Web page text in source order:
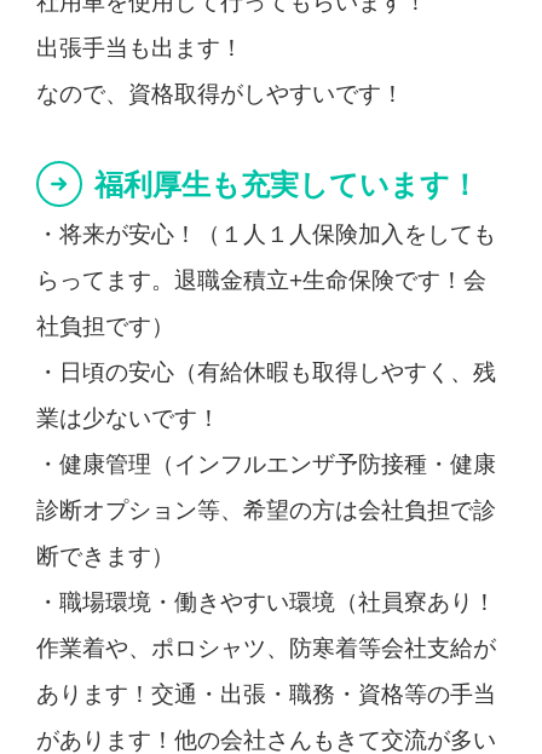
出張手当も出ます！
なので、資格取得がしやすいです！
福利厚生も充実しています！
・将来が安心！（１人１人保険加入をしても
らってます。退職金積立+生命保険です！会
社負担です）
・日頃の安心（有給休暇も取得しやすく、残
業は少ないです！
・健康管理（インフルエンザ予防接種・健康
診断オプション等、希望の方は会社負担で診
断できます）
・職場環境・働きやすい環境（社員寮あり！
作業着や、ポロシャツ、防寒着等会社支給が
あります！交通・出張・職務・資格等の手当
があります！他の会社さんもきて交流が多い